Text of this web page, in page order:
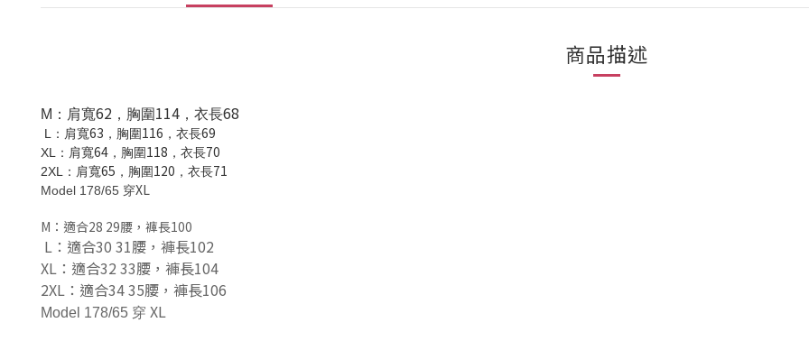
商品描述
M ：肩寬62 ，胸圍 114 ，衣長68
L ：肩寬63 ，胸圍116 ，衣長69
XL ：肩寬64 ，胸圍118 ，衣長70
2XL ：肩寬65 ，胸圍120 ，衣長71
Model 178/65 穿XL
M：適合28 29腰， 褲長100
L：適合30 31腰 ， 褲長102
XL：適合32 33腰 ， 褲長104
2XL：適合34 35腰 ， 褲長106
Model 178/65 穿 XL